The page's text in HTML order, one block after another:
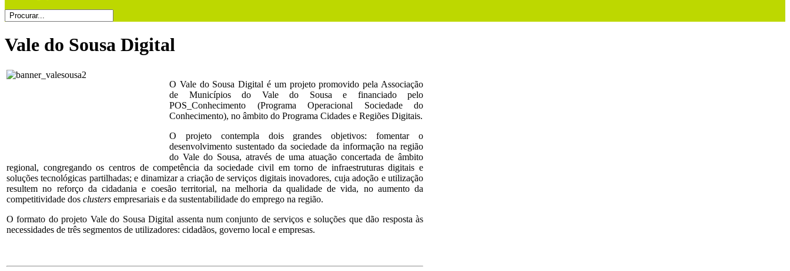
Vale do Sousa Digital
O Vale do Sousa Digital é um projeto promovido pela Associação
de Municípios do Vale do Sousa e financiado pelo
POS_Conhecimento (Programa Operacional Sociedade do
Conhecimento), no âmbito do Programa Cidades e Regiões Digitais.
O projeto contempla dois grandes objetivos: fomentar o
desenvolvimento sustentado da sociedade da informação na região
do Vale do Sousa, através de uma atuação concertada de âmbito
regional, congregando os centros de competência da sociedade civil em torno de infraestruturas digitais e
soluções tecnológicas partilhadas; e dinamizar a criação de serviços digitais inovadores, cuja adoção e utilização
resultem no reforço da cidadania e coesão territorial, na melhoria da qualidade de vida, no aumento da
competitividade dos clusters empresariais e da sustentabilidade do emprego na região.
O formato do projeto Vale do Sousa Digital assenta num conjunto de serviços e soluções que dão resposta às
necessidades de três segmentos de utilizadores: cidadãos, governo local e empresas.